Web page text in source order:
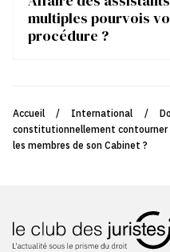
multiples pourvois
procédure ?
Accueil / International /
constitutionnellement contourner
les membres de son Cabinet ?